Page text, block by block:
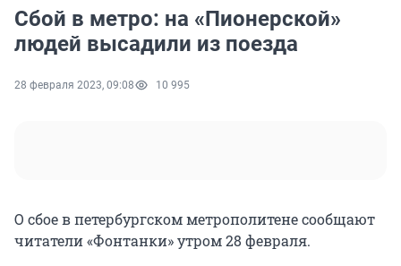
Сбой в метро: на «Пионерской»
людей высадили из поезда
28 февраля 2023, 09:08 10 995
О сбое в петербургском метрополитене сообщают
читатели «Фонтанки» утром 28 февраля.